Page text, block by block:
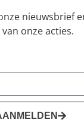
& Techniek:
nieuwsbrief
onze acties.